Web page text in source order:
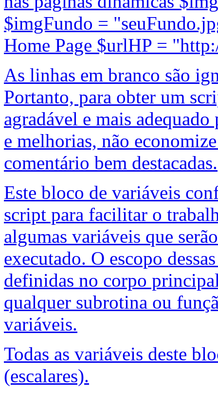
$imgFundo =
Home Page $urlHP =
As linhas em branco são
Portanto, para obter um
agradável e mais
e melhorias, não
comentário bem destacadas.
Este bloco de variáveis
script para facilitar o
algumas variáveis que
executado. O escopo
definidas no corpo
qualquer subrotina ou
variáveis.
Todas as variáveis deste
(escalares).